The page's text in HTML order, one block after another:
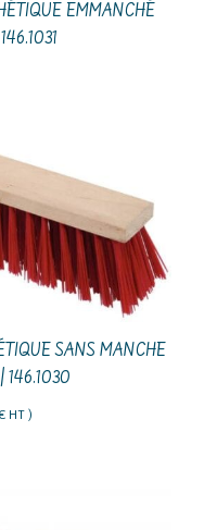
EMMANCHÉ
SANS MANCHE
146.1030
HT )